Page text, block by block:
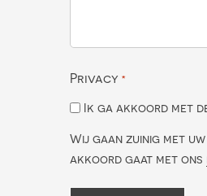
Privacy *
Ik ga akkoord met
Wij gaan zuinig met
akkoord gaat met ons